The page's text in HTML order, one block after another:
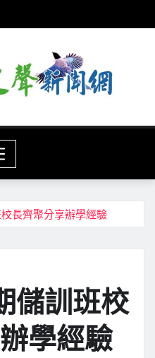
長齊聚分享辦學經驗
儲訓班校
學經驗